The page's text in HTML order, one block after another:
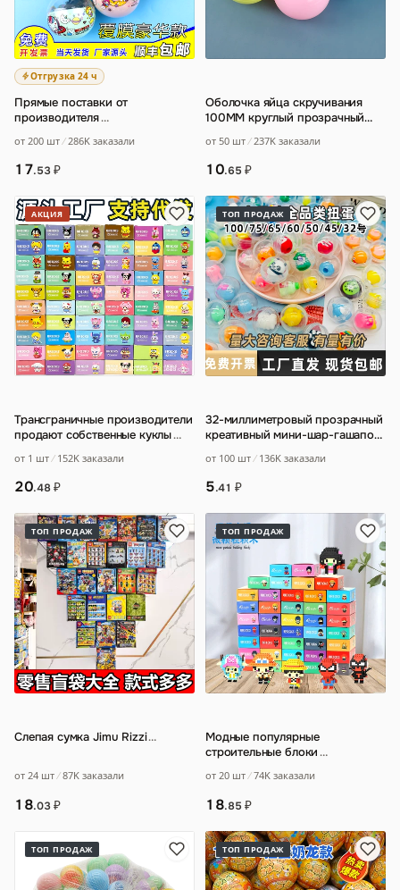
Отгрузка 24 ч
Прямые поставки от
производителя…
от 200 шт 286K заказали
17.53₽
Оболочка яйца скручивания
100MM круглый прозрачный
для макаронн…
от 50 шт 237K заказали
10.65 ₽
АКЦИЯ
Трансграничные производители
продают собственные куклы…
от 1 шт 152K заказали
20.48₽
ТОП ПРОДАЖ
32-миллиметровый прозрачный
креативный мини-шар-гашапон
от 100 шт 136K заказали
5.41 ₽
ТОП ПРОДАЖ
Слепая сумка Jimu Rizzi…
от 24 шт 87K заказали
18.03₽
ТОП ПРОДАЖ
Модные популярные
строительные блоки…
от 20 шт 74K заказали
18.85 ₽
ТОП ПРОДАЖ ТОП ПРОДАЖ